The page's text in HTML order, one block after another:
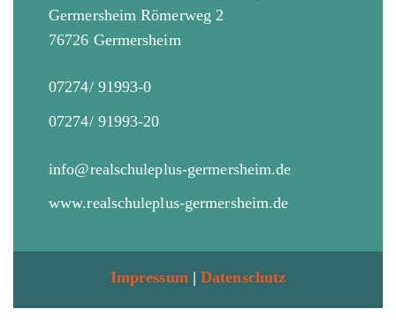
Germersheim Römerweg 2
76726 Germersheim
07274/ 91993-0
07274/ 91993-20
info@realschuleplus-germersheim.de
www.realschuleplus-germersheim.de
Impressum|Datenschutz